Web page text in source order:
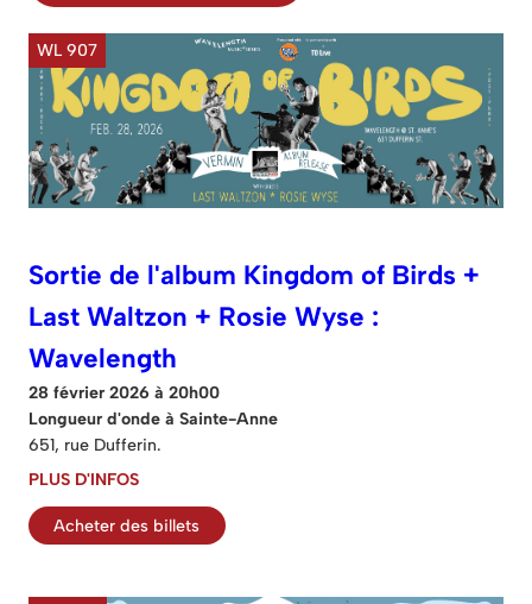
WL 907
Sortie de l'album Kingdom of Birds +
Last Waltzon + Rosie Wyse :
Wavelength
28 février 2026 à 20h00
Longueur d'onde à Sainte-Anne
651, rue Dufferin.
PLUS D'INFOS
Acheter des billets